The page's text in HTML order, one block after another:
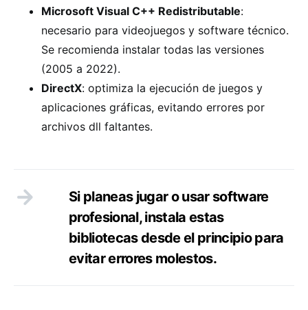
Microsoft Visual C++ Redistributable:
necesario para videojuegos y software técnico.
Se recomienda instalar todas las versiones
(2005 a 2022).
DirectX: optimiza la ejecución de juegos y
aplicaciones gráficas, evitando errores por
archivos dll faltantes.
Si planeas jugar o usar software
profesional, instala estas
bibliotecas desde el principio para
evitar errores molestos.